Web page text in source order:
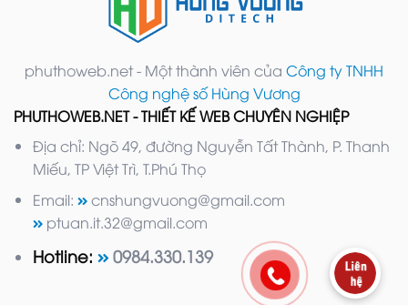
phuthoweb.net - Một thành viên của Công ty TNHH
Công nghệ số Hùng Vương
PHUTHOWEB.NET - THIẾT KẾ WEB CHUYÊN NGHIỆP
Địa chỉ: Ngõ 49, đường Nguyễn Tất Thành, P. Thanh
Miếu, TP Việt Trì, T.Phú Thọ
Email:
cnshungvuong@gmail.com
ptuan.it.32@gmail.com
Hotline: 0984.330.139